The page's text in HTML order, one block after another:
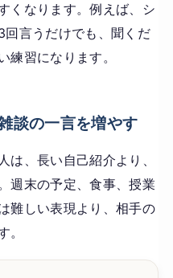
くなります。例えば、シ
回言うだけでも、聞くだ
練習になります。
談の一言を増やす
は、長い自己紹介より、
週末の予定、食事、授業
難しい表現より、相手の
。